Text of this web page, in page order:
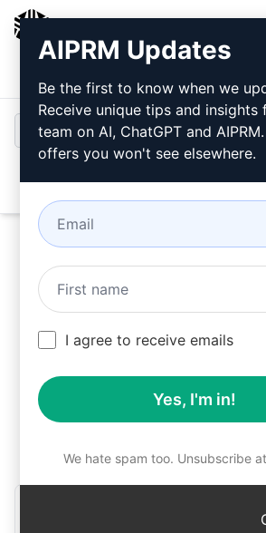
Inicio de sesión
Pruebe este
Prompt
Paso 1: Descargar
AIPRM para
AIPRM Updates
Be the first to know when we
Receive unique tips and insights
team on AI, ChatGPT and
offers you won't see elsewhere.
I agree to receive emails
Yes, I'm in!
We hate spam too. Unsubscribe